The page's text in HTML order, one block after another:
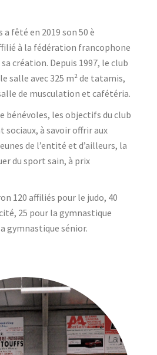
a fêté en 2019 son 50 è
à la fédération francophone
création. Depuis 1997, le club
salle avec 325 m² de tatamis,
de musculation et cafétéria.
bénévoles, les objectifs du club
à savoir offrir aux
de l’entité et d’ailleurs, la
du sport sain, à prix
120 affiliés pour le judo, 40
25 pour la gymnastique
gymnastique sénior.